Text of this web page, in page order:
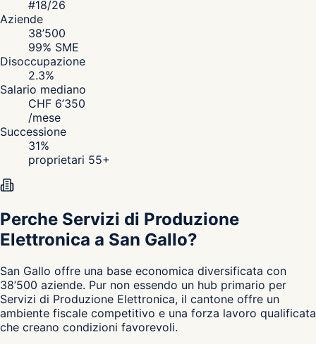
#18/26
Aziende
38’500
99% SME
Disoccupazione
2.3%
Salario mediano
CHF 6’350
/mese
Successione
31%
proprietari 55+
Perche Servizi di Produzione
Elettronica a San Gallo?
San Gallo offre una base economica diversificata con
38’500 aziende. Pur non essendo un hub primario per
Servizi di Produzione Elettronica, il cantone offre un
ambiente fiscale competitivo e una forza lavoro qualificata
che creano condizioni favorevoli.